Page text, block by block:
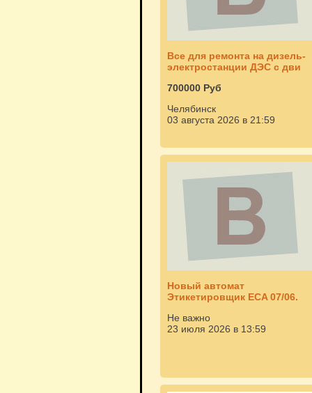
Все для ремонта на дизель-
электростанции ДЭС с дви
700000 Руб
Челябинск
03 августа 2026 в 21:59
Новый автомат
Этикетировщик ЕСA 07/06.
Не важно
23 июля 2026 в 13:59